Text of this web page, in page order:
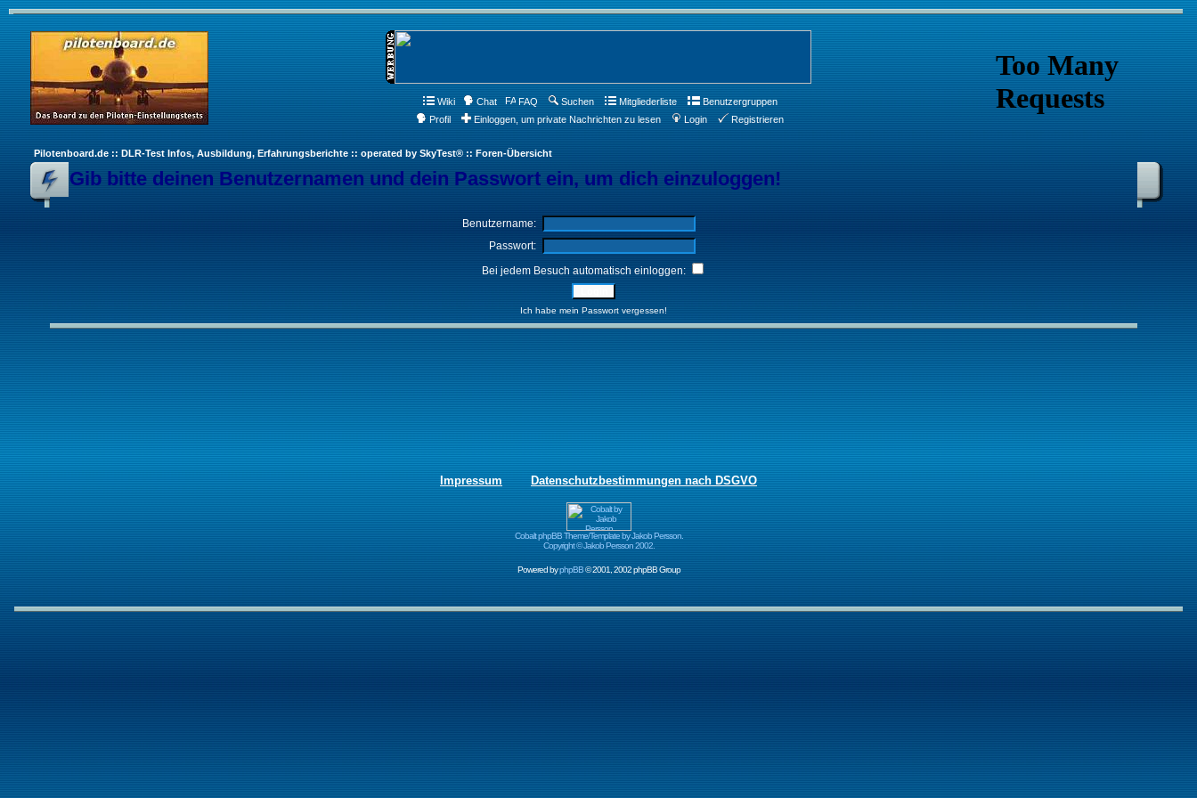
Wiki Chat FAQ Suchen Mitgliederliste
Benutzergruppen
Profil
Einloggen, um private Nachrichten zu lesen Login Registrieren
Pilotenboard.de :: DLR-Test Infos, Ausbildung, Erfahrungsberichte :: operated by SkyTest® :: Foren-Übersicht
Gib bitte deinen Benutzernamen und dein Passwort ein, um dich einzuloggen!
Benutzername:
Passwort:
Bei jedem Besuch automatisch einloggen:
Ich habe mein Passwort vergessen!
Impressum Datenschutzbestimmungen nach DSGVO
Cobalt phpBB Theme/Template by Jakob Persson.
Copyright © Jakob Persson 2002.
Powered byphpBB© 2001, 2002 phpBB Group